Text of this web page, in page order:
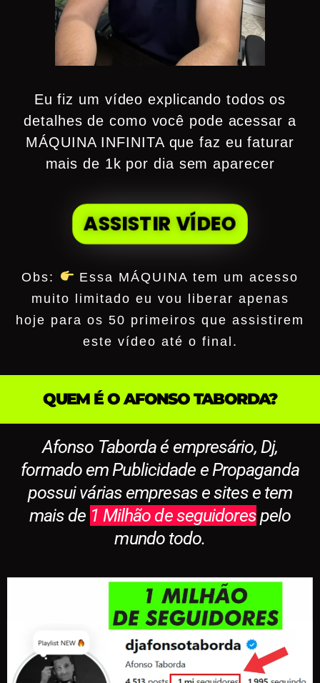
Eu fiz um vídeo explicando todos os
detalhes de como você pode acessar a
MÁQUINA INFINITA que faz eu faturar
mais de 1k por dia sem aparecer
ASSISTIR VÍDEO
Obs:
Essa MÁQUINA tem um acesso
muito limitado eu vou liberar apenas
hoje para os 50 primeiros que assistirem
este vídeo até o final.
QUEM É O AFONSO TABORDA?
Afonso Taborda é empresário, Dj,
formado em Publicidade e Propaganda
possui várias empresas e sites e tem
mais de 1 Milhão de seguidorespelo
mundo todo.